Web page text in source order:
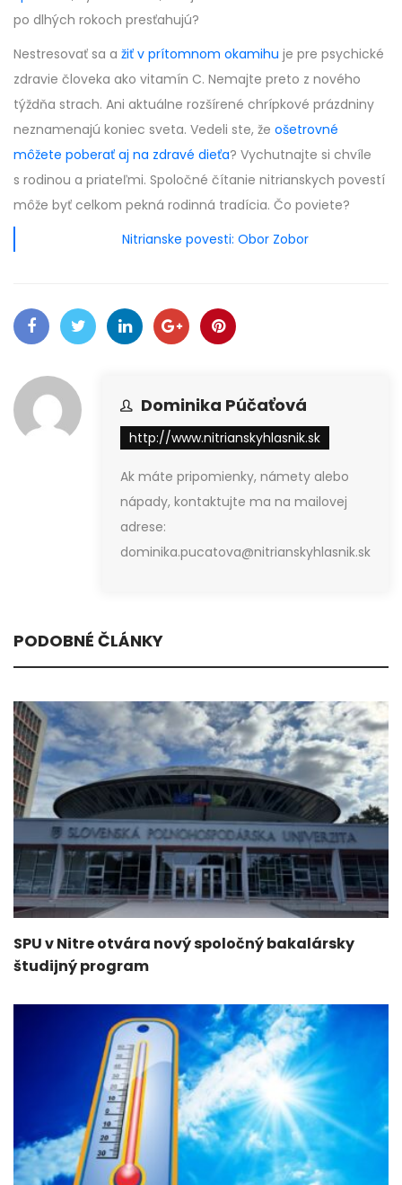
po dlhých rokoch presťahujú?
Nestresovať sa a žiť v prítomnom okamihu je pre psychické
zdravie človeka ako vitamín C. Nemajte preto z nového
týždňa strach. Ani aktuálne rozšírené chrípkové prázdniny
neznamenajú koniec sveta. Vedeli ste, že ošetrovné
môžete poberať aj na zdravé dieťa? Vychutnajte si chvíle
s rodinou a priateľmi. Spoločné čítanie nitrianskych povestí
môže byť celkom pekná rodinná tradícia. Čo poviete?
Nitrianske povesti: Obor Zobor
Dominika Púčaťová
http://www.nitrianskyhlasnik.sk
Ak máte pripomienky, námety alebo
nápady, kontaktujte ma na mailovej
adrese:
dominika.pucatova@nitrianskyhlasnik.sk
PODOBNÉ ČLÁNKY
SPU v Nitre otvára nový spoločný bakalársky
študijný program